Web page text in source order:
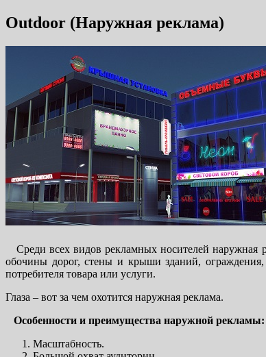
Outdoor (Наружная реклама)
Среди всех видов рекламных носителей наружная
обочины дорог, стены и крыши зданий, ограждения,
потребителя товара или услуги.
Глаза – вот за чем охотится наружная реклама.
Особенности и преимущества наружной рекламы:
Масштабность.